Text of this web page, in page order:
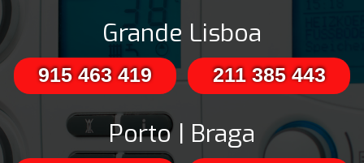
Grande Lisboa
915 463 419 211 385 443
Porto | Braga